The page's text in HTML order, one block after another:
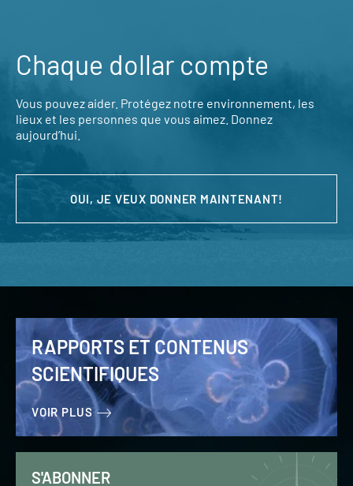
Chaque dollar compte
Vous pouvez aider. Protégez notre environnement, les
lieux et les personnes que vous aimez. Donnez
aujourd’hui.
OUI, JE VEUX DONNER MAINTENANT!
RAPPORTS ET CONTENUS
SCIENTIFIQUES
VOIR PLUS
S'ABONNER